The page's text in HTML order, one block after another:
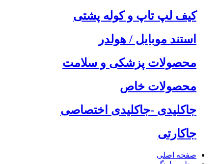
کیف لپ تاپ و کوله پشتی
استند موبایل / هولدر
محصولات پزشکی و سلامت
محصولات خاص
جاکلیدی -جاکلیدی اختصاصی
جاکارتی
صفحه اصلی